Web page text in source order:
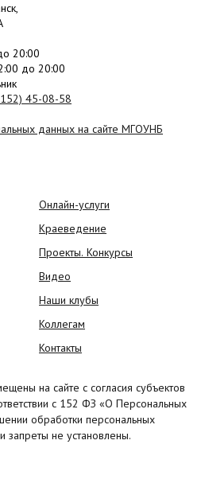
20:00
до 20:00
45-08-58
данных на сайте МГОУНБ
Онлайн-услуги
Краеведение
Проекты. Конкурсы
Видео
Наши клубы
Коллегам
Контакты
на сайте с согласия субъектов
с 152 ФЗ «О Персональных
обработки персональных
не установлены.